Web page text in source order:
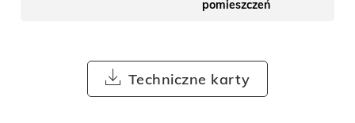
pomieszczeń
Techniczne karty